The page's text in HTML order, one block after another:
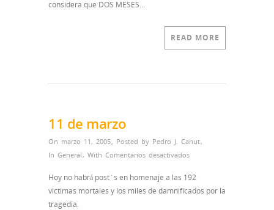
considera que DOS MESES…
READ MORE
11 de marzo
On marzo 11, 2005, Posted by Pedro J. Canut,
In General, With Comentarios desactivadosen
de
marzo
Hoy no habrá post´s en homenaje a las 192
victimas mortales y los miles de damnificados por la
tragedia.